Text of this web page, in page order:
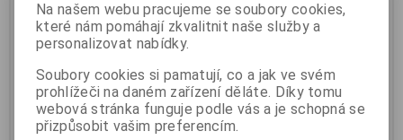
Koncovka lanka alu černá
Katalogové číslo: 42419
Korálky gumové na lanka
Katalogové číslo:
Na našem webu pracujeme se soubory cookies,
které nám pomáhají zkvalitnit naše služby a
personalizovat nabídky.
Soubory cookies si pamatují, co a jak ve svém
prohlížeči na daném zařízení děláte. Díky tomu
webová stránka funguje podle vás a je schopná se
přizpůsobit vašim preferencím.